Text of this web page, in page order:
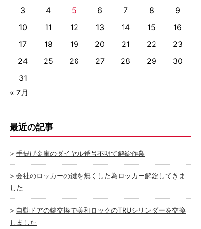
3 4 5 6 7 8
9
10
11 12 13 14 15
16
17
18 19 20 21 22
23
24
25 26 27 28 29
30
31
« 7月
最近の記事
手提げ金庫のダイヤル番号不明で解錠作業
会社のロッカーの鍵を無くした為ロッカー解錠してきま
した
自動ドアの鍵交換で美和ロックのTRUシリンダーを交換
しました